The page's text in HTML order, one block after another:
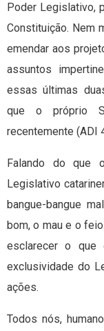
Poder Legislativo,
Constituição. Nem
emendar aos
assuntos
essas últimas
que o próprio
recentemente (ADI
Falando do que
Legislativo
bangue-bangue
bom, o mau e o
esclarecer o que
exclusividade do
ações.
Todos nós,